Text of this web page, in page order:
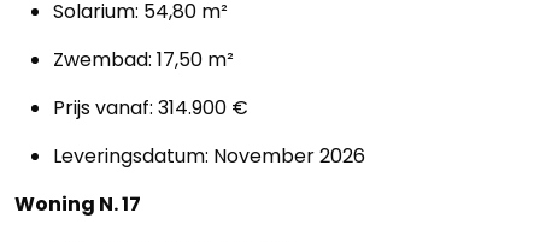
Ons
team
Ons
kantoor
Solarium: 54,80 m²
Zwembad: 17,50 m²
Prijs vanaf: 314.900 €
Leveringsdatum: November 2026
Woning N. 17